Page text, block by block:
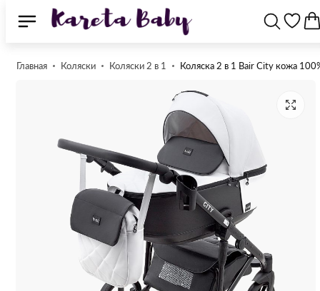
Главная Коляски Коляски 2 в 1 Коляска 2 в 1 Bair City кожа